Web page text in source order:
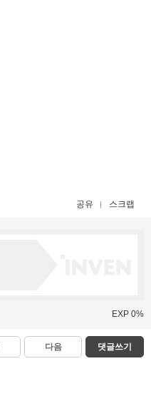
공유 스크랩
EXP 0%
다음 댓글쓰기